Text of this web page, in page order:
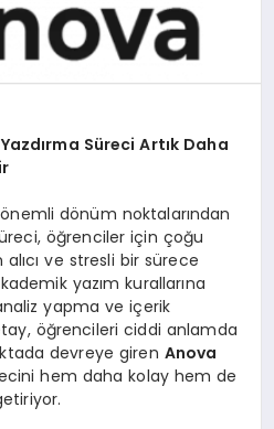
Süreci Artık Daha
dönüm noktalarından
öğrenciler için çoğu
ve stresli bir sürece
yazım kurallarına
yapma ve içerik
öğrencileri ciddi anlamda
devreye giren Anova
hem daha kolay hem de